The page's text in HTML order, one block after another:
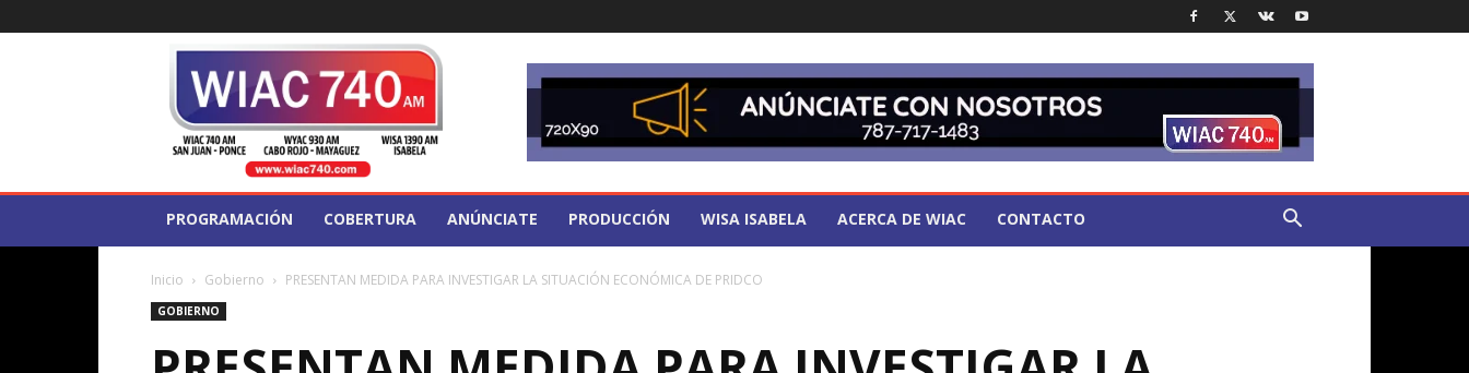
PROGRAMACIÓN COBERTURA ANÚNCIATE PRODUCCIÓN WISA ISABELA ACERCA DE WIAC CONTACTO
Inicio Gobierno PRESENTAN MEDIDA PARA INVESTIGAR LA SITUACIÓN ECONÓMICA DE PRIDCO
GOBIERNO